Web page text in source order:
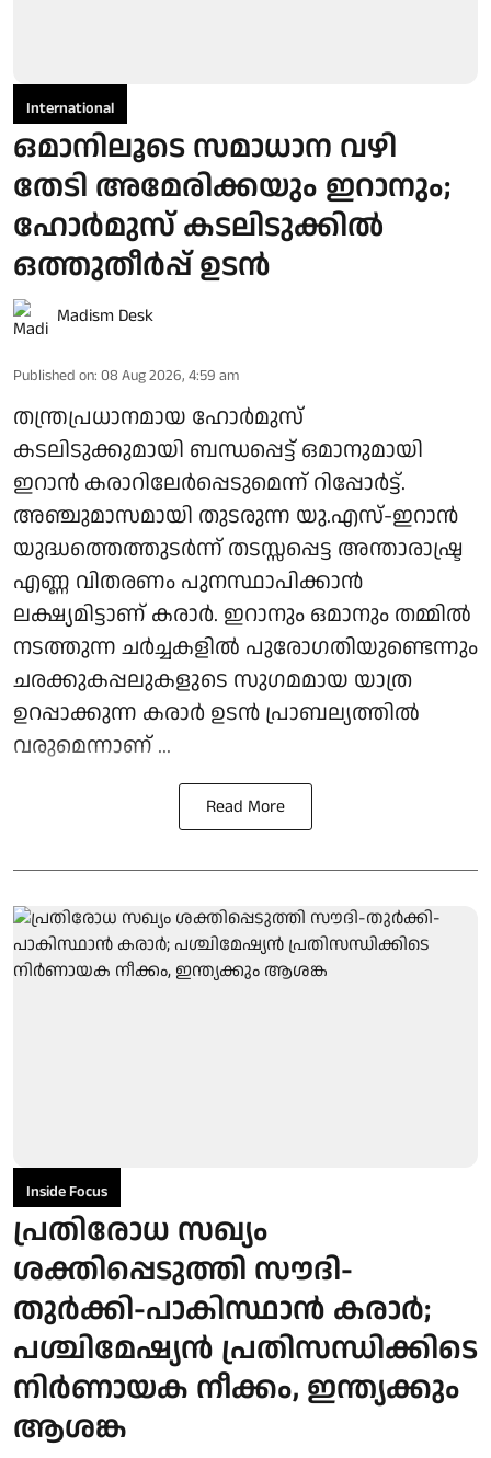
International
ഒമാനിലൂടെ സമാധാന വഴി
തേടി അമേരിക്കയും ഇറാനും;
ഹോര്‍മുസ് കടലിടുക്കില്‍
ഒത്തുതീര്‍പ്പ് ഉടന്‍
Madism Desk
Published on: 08 Aug 2026, 4:59 am
തന്ത്രപ്രധാനമായ ഹോര്‍മുസ്
കടലിടുക്കുമായി ബന്ധപ്പെട്ട് ഒമാനുമായി
ഇറാന്‍ കരാറിലേര്‍പ്പെടുമെന്ന് റിപ്പോര്‍ട്ട്.
അഞ്ചുമാസമായി തുടരുന്ന യു.എസ്-ഇറാന്‍
യുദ്ധത്തെത്തുടര്‍ന്ന് തടസ്സപ്പെട്ട അന്താരാഷ്ട്ര
എണ്ണ വിതരണം പുനസ്ഥാപിക്കാന്‍
ലക്ഷ്യമിട്ടാണ് കരാര്‍. ഇറാനും ഒമാനും തമ്മില്‍
നടത്തുന്ന ചര്‍ച്ചകളില്‍ പുരോഗതിയുണ്ടെന്നും
ചരക്കുകപ്പലുകളുടെ സുഗമമായ യാത്ര
ഉറപ്പാക്കുന്ന കരാര്‍ ഉടന്‍ പ്രാബല്യത്തില്‍
വരുമെന്നാണ് ...
Read More
Inside Focus
പ്രതിരോധ സഖ്യം
ശക്തിപ്പെടുത്തി സൗദി-
തുര്‍ക്കി-പാകിസ്ഥാന്‍ കരാര്‍;
പശ്ചിമേഷ്യന്‍ പ്രതിസന്ധിക്കിടെ
നിര്‍ണായക നീക്കം, ഇന്ത്യക്കും
ആശങ്ക